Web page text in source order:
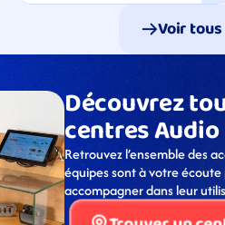
Voir
Découvrez
centres Audio
Retrouvez l’ensemble des
équipes sont à votre écoute
accompagner dans leur